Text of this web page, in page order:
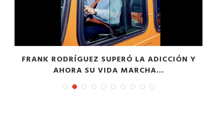
FRANK RODRÍGUEZ SUPERÓ LA ADICCIÓN Y
AHORA SU VIDA MARCHA...